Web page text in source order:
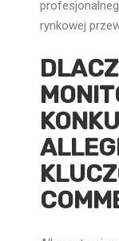
rynkowej